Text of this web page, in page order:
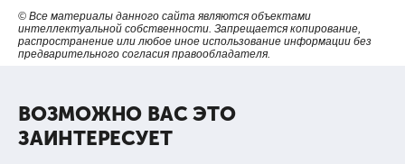
© Все материалы данного сайта являются объектами
интеллектуальной собственности. Запрещается копирование,
распространение или любое иное использование информации без
предварительного согласия правообладателя.
ВОЗМОЖНО ВАС ЭТО
ЗАИНТЕРЕСУЕТ